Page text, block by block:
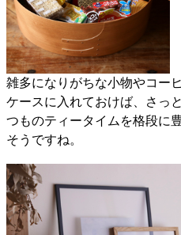
雑多になりがちな小物やコー
ケースに入れておけば、さっ
つものティータイムを格段に
そうですね。